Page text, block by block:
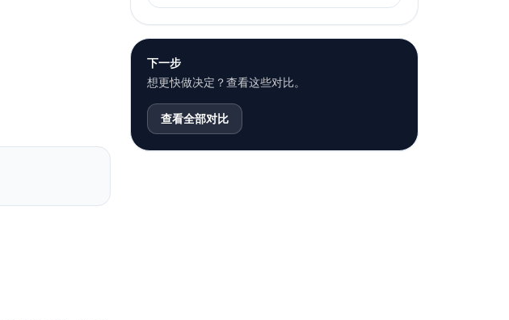
下一步
想更快做决定？查看这些对比。
查看全部对比